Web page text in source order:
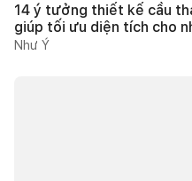
14 ý tưởng thiết kế cầu
giúp tối ưu diện tích cho
Như Ý